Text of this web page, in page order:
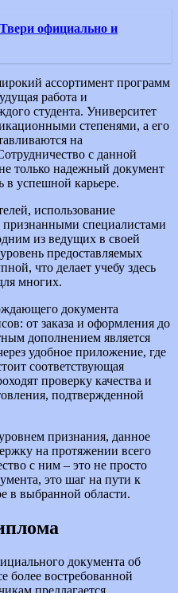
официально и
ассортимент программ
работа и
студента. Университет
степенями, а его
на
с данной
только надежный документ
в успешной карьере.
использование
признанными специалистами
из ведущих в своей
предоставляемых
что делает учебу здесь
многих.
документа
от заказа и оформления до
дополнением является
удобное приложение, где
соответствующая
проверку качества и
подтвержденной
признания, данное
на протяжении всего
с ним – это не просто
это шаг на пути к
в выбранной области.
документа об
более востребованной
предлагается